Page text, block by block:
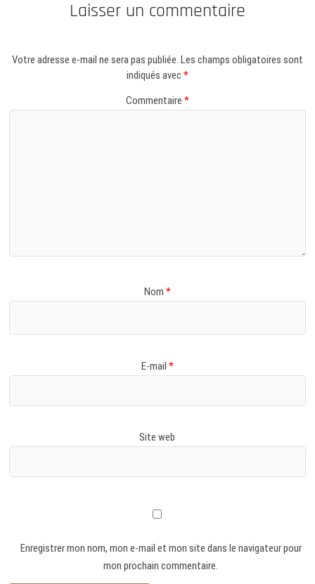
Laisser un commentaire
Votre adresse e-mail ne sera pas publiée. Les champs obligatoires sont
indiqués avec *
Commentaire *
Nom *
E-mail *
Site web
Enregistrer mon nom, mon e-mail et mon site dans le navigateur pour
mon prochain commentaire.